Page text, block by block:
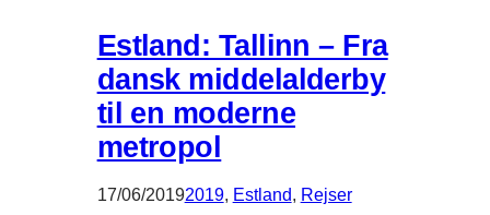
Estland: Tallinn – Fra
dansk middelalderby
til en moderne
metropol
17/06/20192019, Estland, Rejser